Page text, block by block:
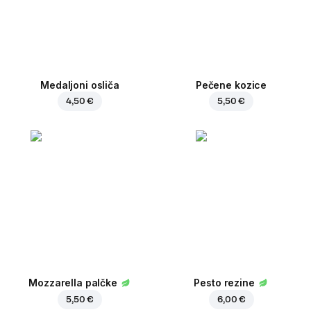
Medaljoni osliča
4,50 €
Pečene kozice
5,50 €
Mozzarella palčke
5,50 €
Pesto rezine
6,00 €